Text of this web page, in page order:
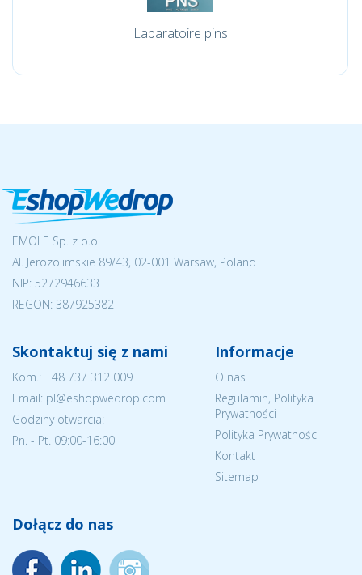
Labaratoire pins
EMOLE Sp. z o.o.
Al. Jerozolimskie 89/43, 02-001 Warsaw, Poland
NIP: 5272946633
REGON: 387925382
Skontaktuj się z nami
Kom.: +48 737 312 009
Email: pl@eshopwedrop.com
Godziny otwarcia:
Pn. - Pt. 09:00-16:00
Informacje
O nas
Regulamin, Polityka
Prywatności
Polityka Prywatności
Kontakt
Sitemap
Dołącz do nas